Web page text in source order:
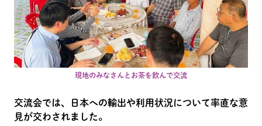
現地のみなさんとお茶を飲んで交流
交流会では、日本への輸出や利用状況について率直な意
見が交わされました。